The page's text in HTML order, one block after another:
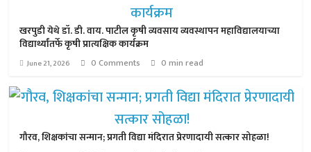
खरपुडी येथे डॉ. डी. वाय. पाटील कृषी व्यवसाय व्यवस्थापन महाविद्यालयाच्या
विद्यार्थ्यांतर्फे कृषी प्रात्यक्षिक कार्यक्रम
June 21, 2026 0 Comments 0 min read
गौरव, शिक्षकांचा सन्मान; प्रगती विद्या मंदिरात प्रेरणादायी सत्कार सोहळा!